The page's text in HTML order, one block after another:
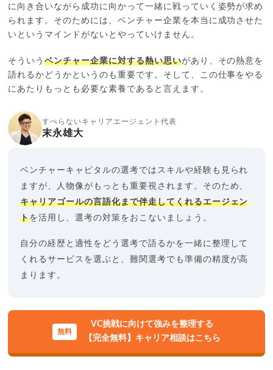
に向き合いながら成功に向かって一緒に戦っていく姿勢が求め
られます。そのためには、ベンチャー企業を本当に成功させた
いというマインドがないとやっていけません。
そういうベンチャー企業に対する熱い思いがあり、その熱意を
語れるかどうかというのも重要です。そして、この仕事をやる
にあたりもっとも必要な素養であると言えます。
すべらないキャリアエージェント代表
末永雄大
ベンチャーキャピタルの選考ではスキルや経験も見られ
ますが、人物像がもっとも重要視されます。そのため、
キャリアゴールの言語化まで伴走してくれるエージェン
トを活用し、選考の対策をおこないましょう。
自分の経歴と適性をどう選考で語るかを一緒に整理して
くれるサービスを選ぶと、難関選考でも準備の精度が高
まります。
VC挑戦に向けて強みを整理する
【完全無料】キャリア相談はこちら